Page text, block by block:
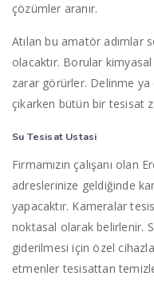
çözümler aranır.
Atılan bu amatör adımlar
olacaktır. Borular
zarar görürler. Delinme ya
çıkarken bütün bir tesisat
Su Tesisat Ustasi
Firmamızın çalışanı olan
adreslerinize geldiğinde
yapacaktır. Kameralar
noktasal olarak belirlenir.
giderilmesi için özel
etmenler tesisattan